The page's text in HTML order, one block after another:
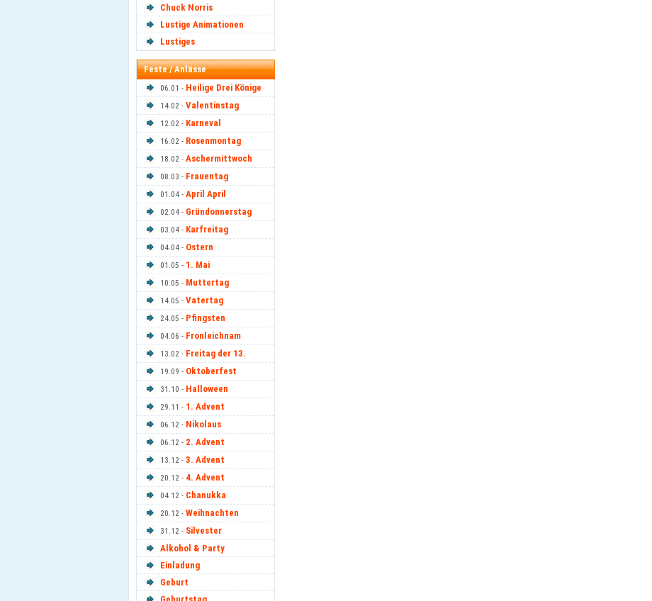
Chuck Norris
Lustige Animationen
Lustiges
Feste / Anlässe
06.01 - Heilige Drei Könige
14.02 - Valentinstag
12.02 - Karneval
16.02 - Rosenmontag
18.02 - Aschermittwoch
08.03 - Frauentag
01.04 - April April
02.04 - Gründonnerstag
03.04 - Karfreitag
04.04 - Ostern
01.05 - 1. Mai
10.05 - Muttertag
14.05 - Vatertag
24.05 - Pfingsten
04.06 - Fronleichnam
13.02 - Freitag der 13.
19.09 - Oktoberfest
31.10 - Halloween
29.11 - 1. Advent
06.12 - Nikolaus
06.12 - 2. Advent
13.12 - 3. Advent
20.12 - 4. Advent
04.12 - Chanukka
20.12 - Weihnachten
31.12 - Silvester
Alkohol & Party
Einladung
Geburt